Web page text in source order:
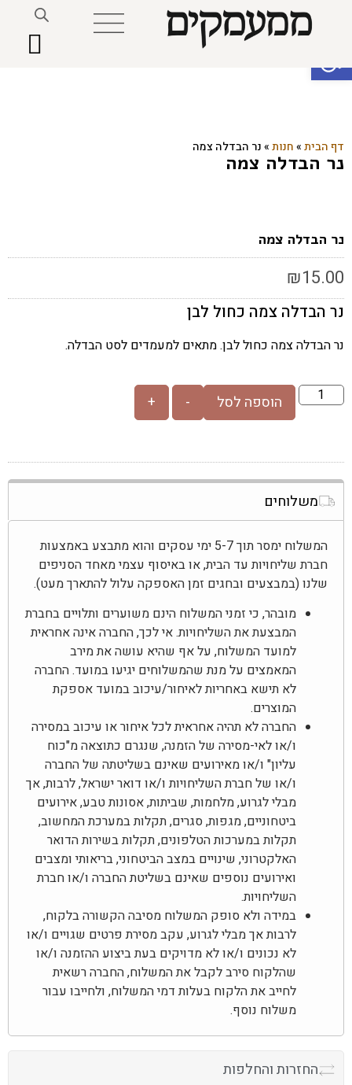
פתח סרגל נגישות
דף הבית»חנות»נר הבדלה צמה
נר הבדלה צמה
נר הבדלה צמה
₪15.00
נר הבדלה צמה כחול לבן
נר הבדלה צמה כחול לבן. מתאים למעמדים לסט הבדלה.
-
+ הוספה לסל
משלוחים
החזרות והחלפות
המשלוח ימסר תוך 5-7 ימי עסקים והוא מתבצע באמצעות
חברת שליחויות עד הבית, או באיסוף עצמי מאחד הסניפים
שלנו (במבצעים ובחגים זמן האספקה עלול להתארך מעט).
מובהר, כי זמני המשלוח הינם משוערים ותלויים בחברת
המבצעת את השליחויות. אי לכך, החברה אינה אחראית
למועד המשלוח, על אף שהיא עושה את מירב
המאמצים על מנת שהמשלוחים יגיעו במועד. החברה
לא תישא באחריות לאיחור/עיכוב במועד אספקת
המוצרים.
החברה לא תהיה אחראית לכל איחור או עיכוב במסירה
ו/או לאי-מסירה של הזמנה, שנגרם כתוצאה מ"כוח
עליון" ו/או מאירועים שאינם בשליטתה של החברה
ו/או של חברת השליחויות ו/או דואר ישראל, לרבות, אך
מבלי לגרוע, מלחמות, שביתות, אסונות טבע, אירועים
ביטחוניים, מגפות, סגרים, תקלות במערכת המחשוב,
תקלות במערכות הטלפונים, תקלות בשירות הדואר
האלקטרוני, שינויים במצב הביטחוני, בריאותי ומצבים
ואירועים נוספים שאינם בשליטת החברה ו/או חברת
השליחויות.
במידה ולא סופק המשלוח מסיבה הקשורה בלקוח,
לרבות אך מבלי לגרוע, עקב מסירת פרטים שגויים ו/או
לא נכונים ו/או לא מדויקים בעת ביצוע ההזמנה ו/או
שהלקוח סירב לקבל את המשלוח, החברה רשאית
לחייב את הלקוח בעלות דמי המשלוח, ולחייבו עבור
משלוח נוסף.